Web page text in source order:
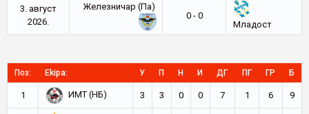
3. август
2026.
Железничар (Па)
0 - 0
Младост
Поз: Ekipa: У П Н И ДГ ПГ ГР Б
1 ИМТ (НБ) 3 3 0 0 7 1 6 9